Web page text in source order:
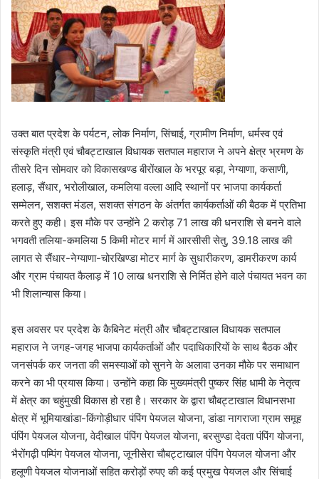
उक्त बात प्रदेश के पर्यटन, लोक निर्माण, सिंचाई, ग्रामीण निर्माण, धर्मस्व एवं
संस्कृति मंत्री एवं चौबट्टाखाल विधायक सतपाल महाराज ने अपने क्षेत्र भ्रमण के
तीसरे दिन सोमवार को विकासखण्ड बीरोंखाल के भरपूर बड़ा, नेग्याणा, कसाणी,
हलाड़, सैंधार, भरोलीखाल, कमलिया वल्ला आदि स्थानों पर भाजपा कार्यकर्ता
सम्मेलन, सशक्त मंडल, सशक्त संगठन के अंतर्गत कार्यकर्ताओं की बैठक में प्रतिभा
करते हुए कही। इस मौके पर उन्होंने 2 करोड़ 71 लाख की धनराशि से बनने वाले
भगवती तलिया-कमलिया 5 किमी मोटर मार्ग में आरसीसी सेतु, 39.18 लाख की
लागत से सैंधार-नेग्याणा-चोरखिण्डा मोटर मार्ग के सुधारीकरण, डामरीकरण कार्य
और ग्राम पंचायत कैलाड़ में 10 लाख धनराशि से निर्मित होने वाले पंचायत भवन का
भी शिलान्यास किया।
इस अवसर पर प्रदेश के कैबिनेट मंत्री और चौबट्टाखाल विधायक सतपाल
महाराज ने जगह-जगह भाजपा कार्यकर्ताओं और पदाधिकारियों के साथ बैठक और
जनसंपर्क कर जनता की समस्याओं को सुनने के अलावा उनका मौके पर समाधान
करने का भी प्रयास किया। उन्होंने कहा कि मुख्यमंत्री पुष्कर सिंह धामी के नेतृत्व
में क्षेत्र का चहुंमुखी विकास हो रहा है। सरकार के द्वारा चौबट्टाखाल विधानसभा
क्षेत्र में भूमियाखांडा-किंगोड़ीधार पंपिंग पेयजल योजना, डांडा नागराजा ग्राम समूह
पंपिंग पेयजल योजना, वेदीखाल पंपिंग पेयजल योजना, बरसुण्डा देवता पंपिंग योजना,
भैरोंगढ़ी पम्पिंग पेयजल योजना, जूनीसेरा चौबट्टाखाल पंपिंग पेयजल योजना और
हलूणी पेयजल योजनाओं सहित करोड़ों रुपए की कई प्रमुख पेयजल और सिंचाई